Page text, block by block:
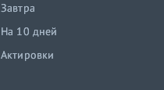
Завтра
На 10 дней
Актировки